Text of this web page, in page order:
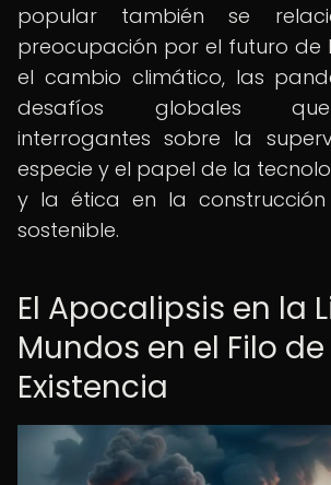
popular también se
preocupación por el futuro de
el cambio climático, las
desafíos globales
interrogantes sobre la
especie y el papel de la
y la ética en la
sostenible.
El Apocalipsis en la
Mundos en el Filo
Existencia